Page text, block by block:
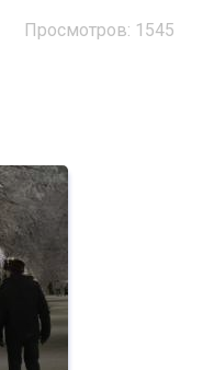
Просмотров: 1545